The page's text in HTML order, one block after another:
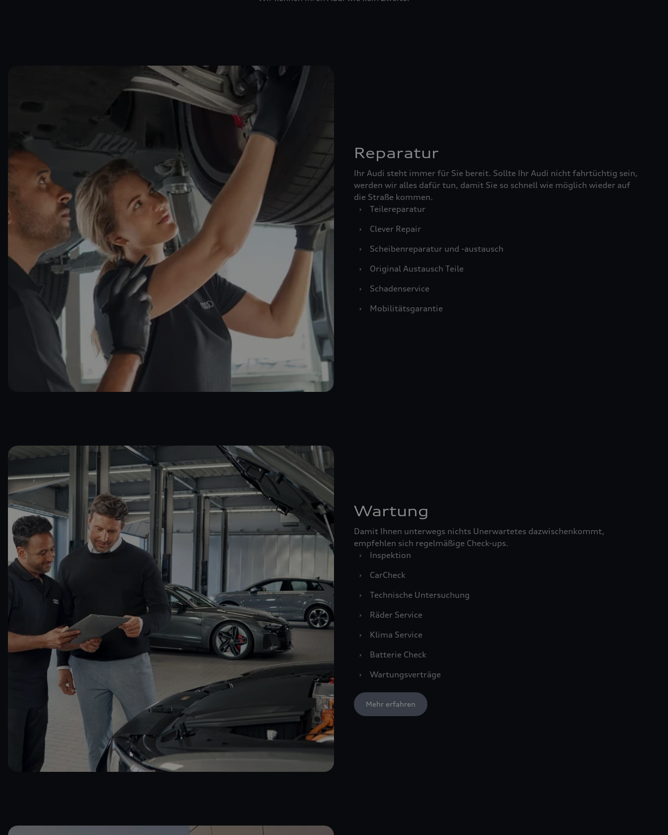
Reparatur
Ihr Audi steht immer für Sie bereit. Sollte Ihr Audi nicht fahrtüchtig sein,
werden wir alles dafür tun, damit Sie so schnell wie möglich wieder auf
die Straße kommen.
›
Teilereparatur
›
Clever Repair
›
Scheibenreparatur und -austausch
›
Original Austausch Teile
›
Schadenservice
›
Mobilitätsgarantie
Wartung
Damit Ihnen unterwegs nichts Unerwartetes dazwischenkommt,
empfehlen sich regelmäßige Check-ups.
›
Inspektion
›
CarCheck
›
Technische Untersuchung
›
Räder Service
›
Klima Service
›
Batterie Check
›
Wartungsverträge
Mehr erfahren